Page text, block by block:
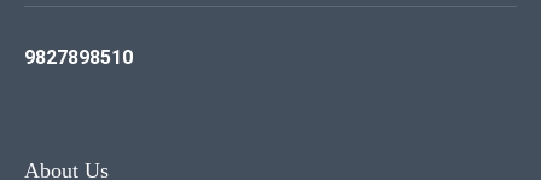
9827898510
About Us